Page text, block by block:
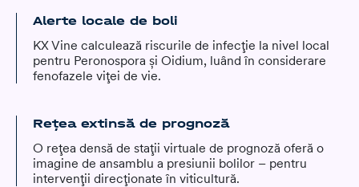
Alerte locale de boli
KX Vine calculează riscurile de infecție la nivel local
pentru Peronospora și Oidium, luând în considerare
fenofazele viței de vie.
Rețea extinsă de prognoză
O rețea densă de stații virtuale de prognoză oferă o
imagine de ansamblu a presiunii bolilor – pentru
intervenții direcționate în viticultură.